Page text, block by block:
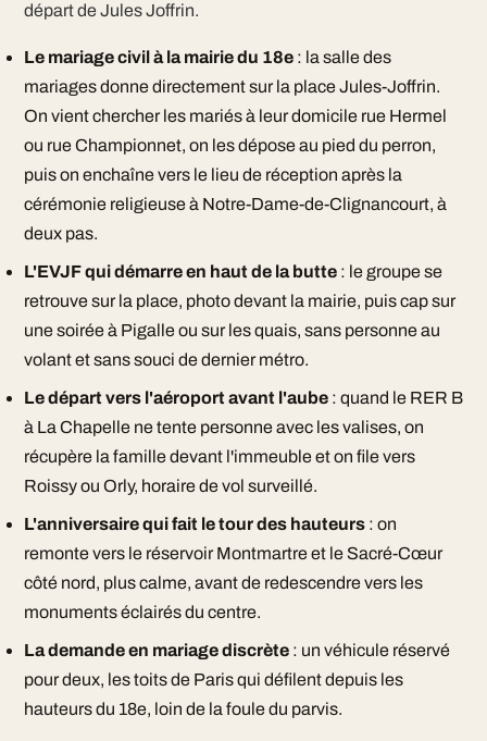
départ de Jules Joffrin.
Le mariage civil à la mairie du 18e: la salle des
mariages donne directement sur la place Jules-Joffrin.
On vient chercher les mariés à leur domicile rue Hermel
ou rue Championnet, on les dépose au pied du perron,
puis on enchaîne vers le lieu de réception après la
cérémonie religieuse à Notre-Dame-de-Clignancourt, à
deux pas.
L'EVJF qui démarre en haut de la butte: le groupe se
retrouve sur la place, photo devant la mairie, puis cap sur
une soirée à Pigalle ou sur les quais, sans personne au
volant et sans souci de dernier métro.
Le départ vers l'aéroport avant l'aube: quand le RER B
à La Chapelle ne tente personne avec les valises, on
récupère la famille devant l'immeuble et on file vers
Roissy ou Orly, horaire de vol surveillé.
L'anniversaire qui fait le tour des hauteurs: on
remonte vers le réservoir Montmartre et le Sacré-Cœur
côté nord, plus calme, avant de redescendre vers les
monuments éclairés du centre.
La demande en mariage discrète: un véhicule réservé
pour deux, les toits de Paris qui défilent depuis les
hauteurs du 18e, loin de la foule du parvis.